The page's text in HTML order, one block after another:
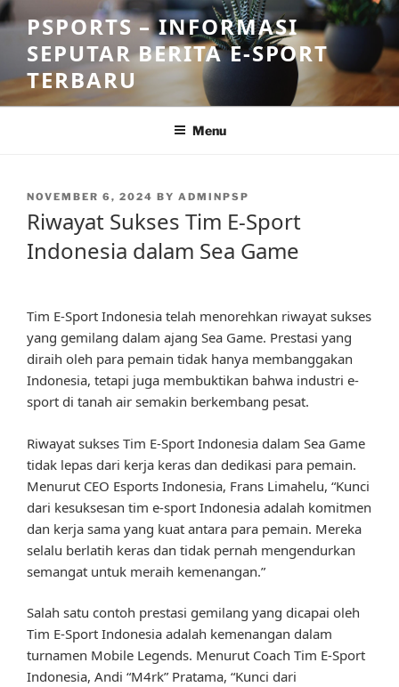
Skip
to
content
PSPORTS – INFORMASI
SEPUTAR BERITA E-SPORT
TERBARU
Menu
POSTED
ON
NOVEMBER 6, 2024 BY ADMINPSP
Riwayat Sukses Tim E-Sport
Indonesia dalam Sea Game
Tim E-Sport Indonesia telah menorehkan riwayat sukses
yang gemilang dalam ajang Sea Game. Prestasi yang
diraih oleh para pemain tidak hanya membanggakan
Indonesia, tetapi juga membuktikan bahwa industri e-
sport di tanah air semakin berkembang pesat.
Riwayat sukses Tim E-Sport Indonesia dalam Sea Game
tidak lepas dari kerja keras dan dedikasi para pemain.
Menurut CEO Esports Indonesia, Frans Limahelu, “Kunci
dari kesuksesan tim e-sport Indonesia adalah komitmen
dan kerja sama yang kuat antara para pemain. Mereka
selalu berlatih keras dan tidak pernah mengendurkan
semangat untuk meraih kemenangan.”
Salah satu contoh prestasi gemilang yang dicapai oleh
Tim E-Sport Indonesia adalah kemenangan dalam
turnamen Mobile Legends. Menurut Coach Tim E-Sport
Indonesia, Andi “M4rk” Pratama, “Kunci dari